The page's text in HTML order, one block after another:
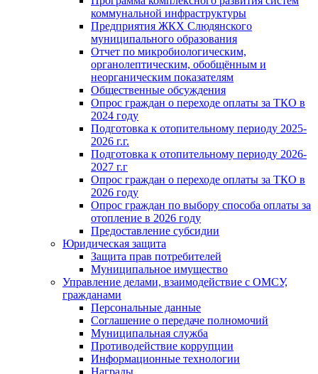
коммунальной инфраструктуры
Предприятия ЖКХ Слюдянского
муниципального образования
Отчет по микробиологическим,
органолептическим, обобщённым и
неорганическим показателям
Общественные обсуждения
Опрос граждан о переходе оплаты за ТКО в
2024 году
Подготовка к отопительному периоду 2025-
2026 г.г.
Подготовка к отопительному периоду 2026-
2027 г.г
Опрос граждан о переходе оплаты за ТКО в
2026 году
Опрос граждан по выбору способа оплаты за
отопление в 2026 году
Предоставление субсидии
Юридическая защита
Защита прав потребителей
Муниципальное имущество
Управление делами, взаимодействие с ОМСУ,
гражданами
Персональные данные
Соглашение о передаче полномочий
Муниципальная служба
Противодействие коррупции
Информационные технологии